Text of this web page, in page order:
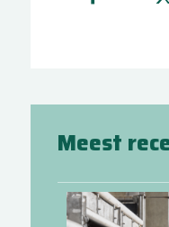
Meest